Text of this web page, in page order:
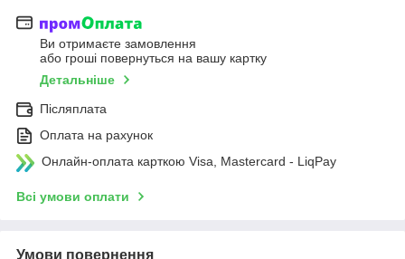
Ви отримаєте замовлення
або гроші повернуться на вашу картку
Детальніше
Післяплата
Оплата на рахунок
Онлайн-оплата карткою Visa, Mastercard - LiqPay
Всі умови оплати
Умови повернення